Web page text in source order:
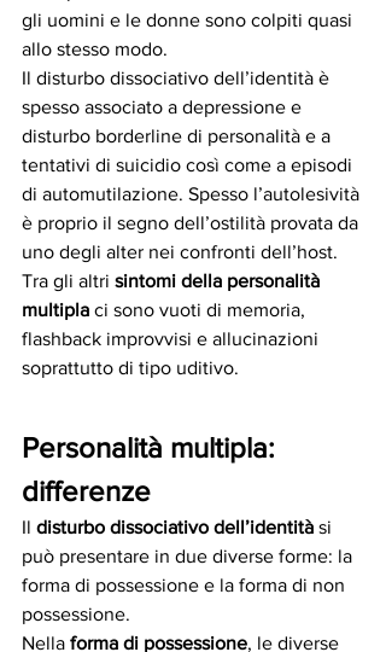
gli uomini e le donne sono colpiti quasi
allo stesso modo.
Il disturbo dissociativo dell’identità è
spesso associato a depressione e
disturbo borderline di personalità e a
tentativi di suicidio così come a episodi
di automutilazione. Spesso l’autolesività
è proprio il segno dell’ostilità provata da
uno degli alter nei confronti dell’host.
Tra gli altri sintomi della personalità
multipla ci sono vuoti di memoria,
flashback improvvisi e allucinazioni
soprattutto di tipo uditivo.
Personalità multipla:
differenze
Il disturbo dissociativo dell’identità si
può presentare in due diverse forme: la
forma di possessione e la forma di non
possessione.
Nella forma di possessione, le diverse